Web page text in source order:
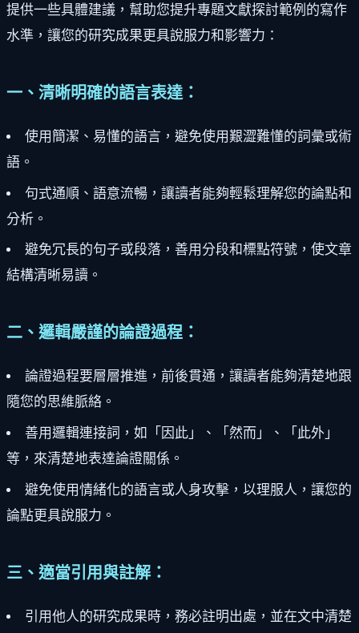
提供一些具體建議，幫助您提升專題文獻探討範例的寫作
水準，讓您的研究成果更具說服力和影響力：
一、清晰明確的語言表達：
使用簡潔、易懂的語言，避免使用艱澀難懂的詞彙或術
語。
句式通順、語意流暢，讓讀者能夠輕鬆理解您的論點和
分析。
避免冗長的句子或段落，善用分段和標點符號，使文章
結構清晰易讀。
二、邏輯嚴謹的論證過程：
論證過程要層層推進，前後貫通，讓讀者能夠清楚地跟
隨您的思維脈絡。
善用邏輯連接詞，如「因此」、「然而」、「此外」
等，來清楚地表達論證關係。
避免使用情緒化的語言或人身攻擊，以理服人，讓您的
論點更具說服力。
三、適當引用與註解：
引用他人的研究成果時，務必註明出處，並在文中清楚